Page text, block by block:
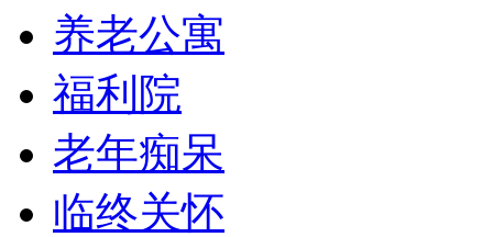
养老公寓
福利院
老年痴呆
临终关怀